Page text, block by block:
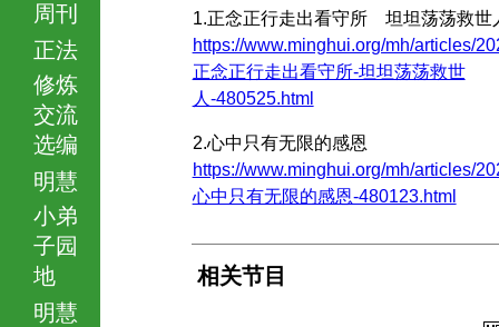
周刊
正法
修炼
交流
选编
明慧
小弟
子园
地
明慧
1.正念正行走出看守所 坦坦荡荡救世
https://www.minghui.org/mh/articles/
正念正行走出看守所-坦坦荡荡救世
人-480525.html
2.心中只有无限的感恩
https://www.minghui.org/mh/articles/
心中只有无限的感恩-480123.html
相关节目